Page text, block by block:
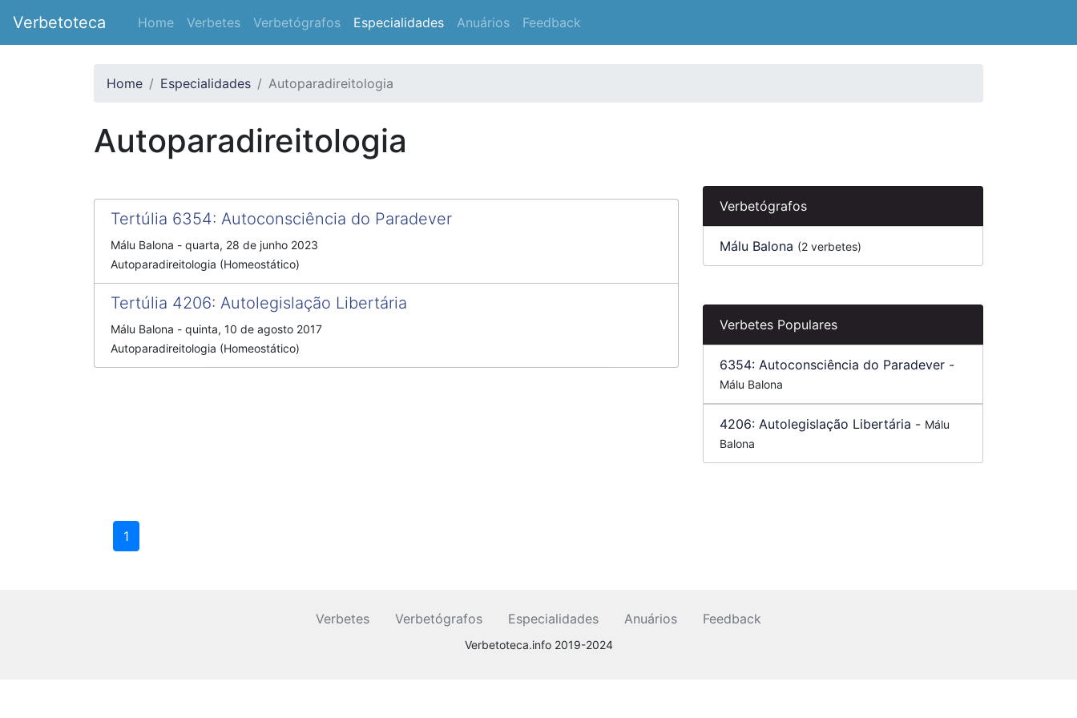
Verbetoteca Home Verbetes Verbetógrafos Especialidades Anuários Feedback
Home Especialidades Autoparadireitologia
Autoparadireitologia
Verbetógrafos
Málu Balona (2 verbetes)
Verbetes Populares
6354: Autoconsciência do Paradever -
Málu Balona
4206: Autolegislação Libertária - Málu
Balona
Tertúlia 6354: Autoconsciência do Paradever
Málu Balona - quarta, 28 de junho 2023
Autoparadireitologia (Homeostático)
Tertúlia 4206: Autolegislação Libertária
Málu Balona - quinta, 10 de agosto 2017
Autoparadireitologia (Homeostático)
1
Verbetes Verbetógrafos Especialidades Anuários Feedback
Verbetoteca.info 2019-2024